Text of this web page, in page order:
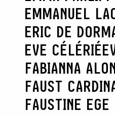
EMMANUEL
ERIC DE
EVE CÉLÉRIÉ
FABIANNA
FAUST
FAUSTINE EGE